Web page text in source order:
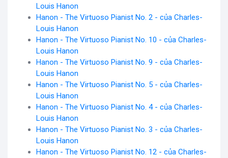
Louis Hanon
Hanon - The Virtuoso Pianist No. 2 - của Charles-
Louis Hanon
Hanon - The Virtuoso Pianist No. 10 - của Charles-
Louis Hanon
Hanon - The Virtuoso Pianist No. 9 - của Charles-
Louis Hanon
Hanon - The Virtuoso Pianist No. 5 - của Charles-
Louis Hanon
Hanon - The Virtuoso Pianist No. 4 - của Charles-
Louis Hanon
Hanon - The Virtuoso Pianist No. 3 - của Charles-
Louis Hanon
Hanon - The Virtuoso Pianist No. 12 - của Charles-